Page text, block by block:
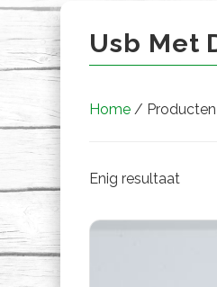
Usb Met
Home / Producten
Enig resultaat